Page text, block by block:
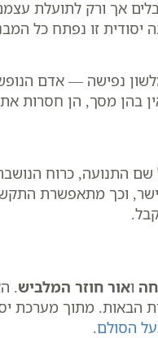
אך ורק לתועלת
יסודית זו נפתח כל
נפישה — אדם הנופש
מסך, הן חסרות את
התנועה, כרוח
וכך מתאפשרת
ואור חוזר המלביש.
הבאות. מתוך מערכת
הסולם.